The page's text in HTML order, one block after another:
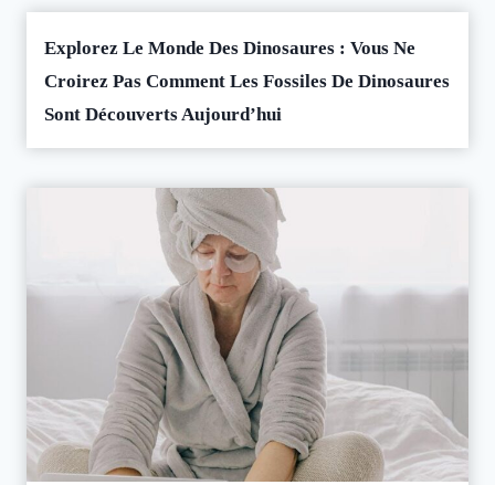
Explorez Le Monde Des Dinosaures : Vous Ne
Croirez Pas Comment Les Fossiles De Dinosaures
Sont Découverts Aujourd’hui